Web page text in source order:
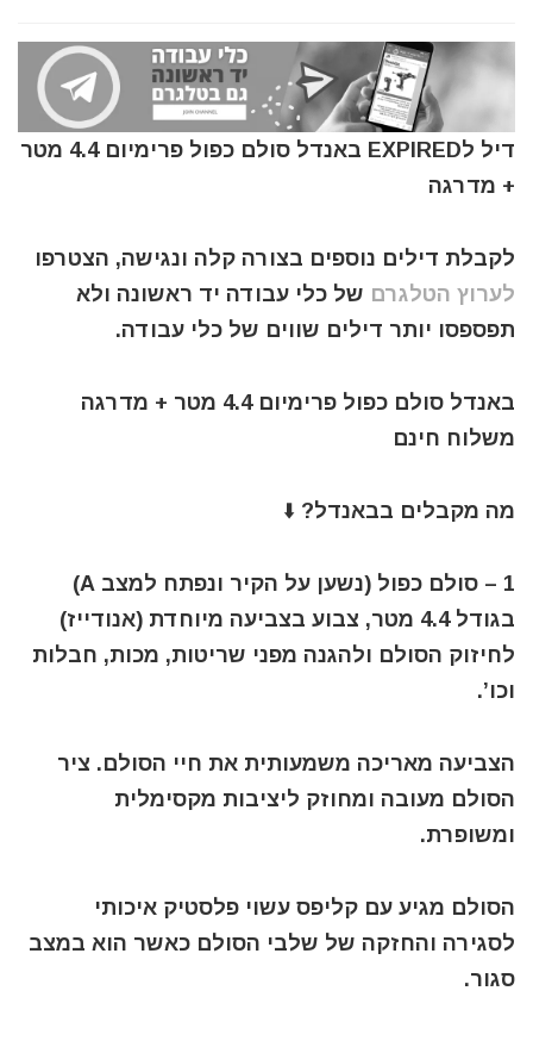
דיל לEXPIRED באנדל סולם כפול פרימיום 4.4 מטר
+ מדרגה
לקבלת דילים נוספים בצורה קלה ונגישה, הצטרפו
לערוץ הטלגרם של כלי עבודה יד ראשונה ולא
תפספסו יותר דילים שווים של כלי עבודה.
באנדל סולם כפול פרימיום 4.4 מטר + מדרגה
משלוח חינם
מה מקבלים בבאנדל? ⬇️
1 – סולם כפול (נשען על הקיר ונפתח למצב A)
בגודל 4.4 מטר, צבוע בצביעה מיוחדת (אנודייז)
לחיזוק הסולם ולהגנה מפני שריטות, מכות, חבלות
וכו’.
הצביעה מאריכה משמעותית את חיי הסולם. ציר
הסולם מעובה ומחוזק ליציבות מקסימלית
ומשופרת.
הסולם מגיע עם קליפס עשוי פלסטיק איכותי
לסגירה והחזקה של שלבי הסולם כאשר הוא במצב
סגור.